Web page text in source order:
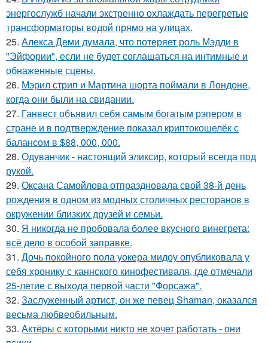
энергослужб начали экстренно охлаждать перегретые
трансформаторы водой прямо на улицах.
25. Алекса Деми думала, что потеряет роль Мэдди в
"Эйфории", если не будет соглашаться на интимные и
обнаженные сцены.
26. Мэрил стрип и Мартина шорта поймали в Лондоне,
когда они были на свидании.
27. Ганвест объявил себя самым богатым рэпером в
стране и в подтверждение показал криптокошелёк с
балансом в $88, 000, 000.
28. Одуванчик - настоящий эликсир, который всегда под
рукой.
29. Оксана Самойлова отпраздновала свой 38-й день
рождения в одном из модных столичных ресторанов в
окружении близких друзей и семьи.
30. Я никогда не пробовала более вкусного винегрета:
всё дело в особой заправке.
31. Дочь покойного пола уокера мидоу опубликовала у
себя хронику с каннского кинофестиваля, где отмечали
25-летие с выхода первой части "Форсажа".
32. Заслуженный артист, он же певец Shaman, оказался
весьма любвеобильным.
33. Актёры с которыми никто не хочет работать - они